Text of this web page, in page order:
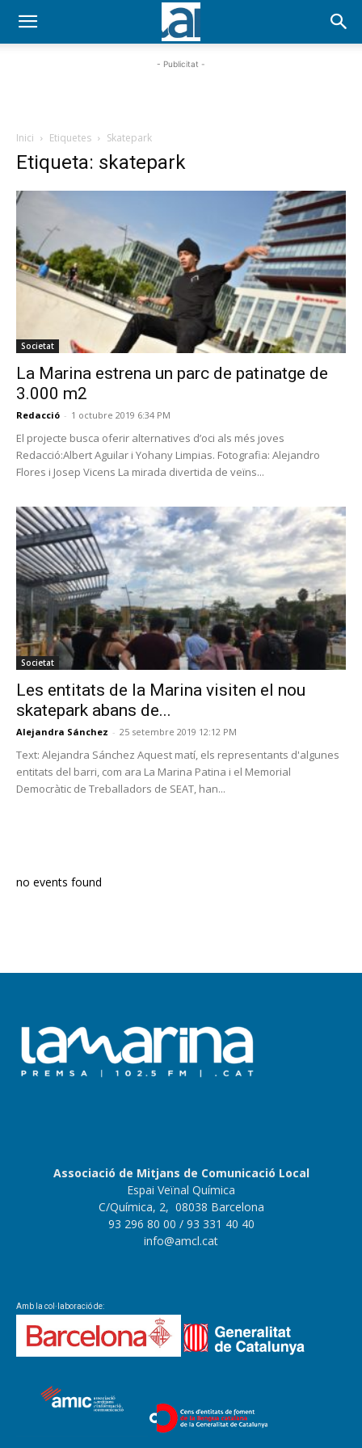
- Publicitat -
Inici Etiquetes Skatepark
Etiqueta: skatepark
Societat
La Marina estrena un parc de patinatge de
3.000 m2
Redacció - 1 octubre 2019 6:34 PM
El projecte busca oferir alternatives d’oci als més joves
Redacció:Albert Aguilar i Yohany Limpias. Fotografia: Alejandro
Flores i Josep Vicens La mirada divertida de veïns...
Societat
Les entitats de la Marina visiten el nou
skatepark abans de...
Alejandra Sánchez - 25 setembre 2019 12:12 PM
Text: Alejandra Sánchez Aquest matí, els representants d'algunes
entitats del barri, com ara La Marina Patina i el Memorial
Democràtic de Treballadors de SEAT, han...
no events found
Associació de Mitjans de Comunicació Local
Espai Veïnal Química
C/Química, 2, 08038 Barcelona
93 296 80 00 / 93 331 40 40
info@amcl.cat
Amb la col·laboració de: